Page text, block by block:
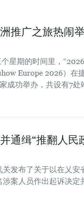
推广之旅热闹
星期的时间里，
Europe 2026）在
成功举办，共设有7
通缉“推翻人民
发布了关于以在乂安
案人员作出起诉决定